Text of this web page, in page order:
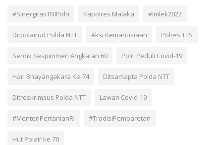
#SinergitasTNIPolri Kapolres Malaka #Imlek2022
Ditpolairud Polda NTT Aksi Kemanusiaan Polres TTS
Serdik Sespimmen Angkatan 60 Polri Peduli Covid-19
Hari Bhayangakara Ke-74 Ditsamapta Polda NTT
Ditreskrimsus Polda NTT Lawan Covid-19
#MenteriPertanianRI #TradisiPembaretan
Hut Polair ke 70